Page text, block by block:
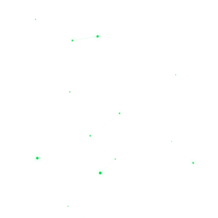
یکی از مهم‌ترین مزیت‌های خرید از مجموعه نیل الکتریک، دسترسی به
نیان، درنا و صنعت
چرا باید به نیل الکتریک اعتماد کنیم؟